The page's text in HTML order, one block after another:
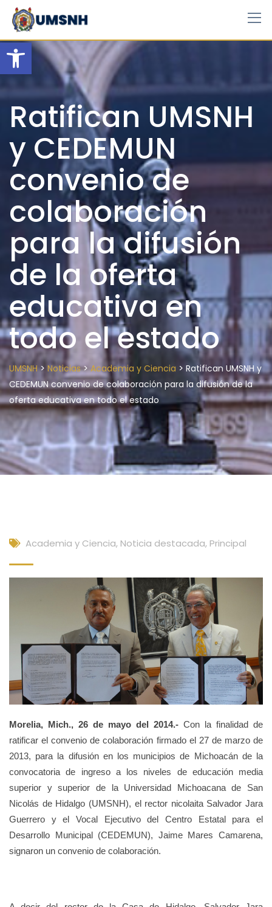
Open toolbar
Skip
content
Ratifican UMSNH
y CEDEMUN
convenio de
colaboración
para la difusión
de la oferta
educativa en
todo el estado
UMSNH> Noticias>Academia y Ciencia > Ratifican UMSNH y
CEDEMUN convenio de colaboración para la difusión de la
oferta educativa en todo el estado
Academia y Ciencia, Noticia destacada, Principal
Morelia, Mich., 26 de mayo del 2014.- Con la finalidad de
ratificar el convenio de colaboración firmado el 27 de marzo de
2013, para la difusión en los municipios de Michoacán de la
convocatoria de ingreso a los niveles de educación media
superior y superior de la Universidad Michoacana de San
Nicolás de Hidalgo (UMSNH), el rector nicolaita Salvador Jara
Guerrero y el Vocal Ejecutivo del Centro Estatal para el
Desarrollo Municipal (CEDEMUN), Jaime Mares Camarena,
signaron un convenio de colaboración.